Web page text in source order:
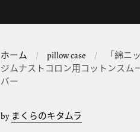
ホーム / pillow case /
「綿ニ
ジムナストコロン用コットンスム
バー
by まくらのキタムラ